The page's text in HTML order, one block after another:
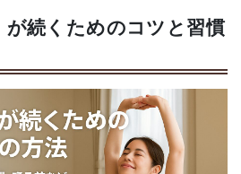
が続くためのコツと習慣